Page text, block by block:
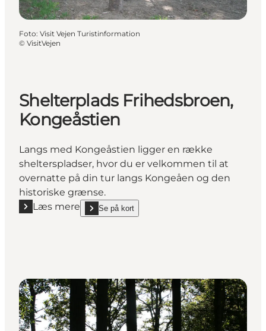
Foto: Visit Vejen Turistinformation
© VisitVejen
Shelterplads Frihedsbroen,
Kongeåstien
Langs med Kongeåstien ligger en række
shelterspladser, hvor du er velkommen til at
overnatte på din tur langs Kongeåen og den
historiske grænse.
Læs mere
Læs mere "Shelterplads Frihedsbroen, Kongeåstien"
Se på kort
show Shelterplads Frihedsbroen, Kongeåstien